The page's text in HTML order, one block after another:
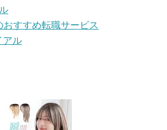
おすすめ転職サービス
アル